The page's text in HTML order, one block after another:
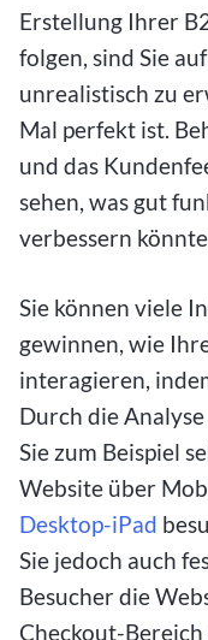
Erstellung Ihrer
folgen, sind Sie
unrealistisch zu
Mal perfekt ist.
und das
sehen, was gut
verbessern
Sie können viele
gewinnen, wie
interagieren,
Durch die
Sie zum Beispiel
Website über
Desktop-iPad
Sie jedoch auch
Besucher die
Checkout-